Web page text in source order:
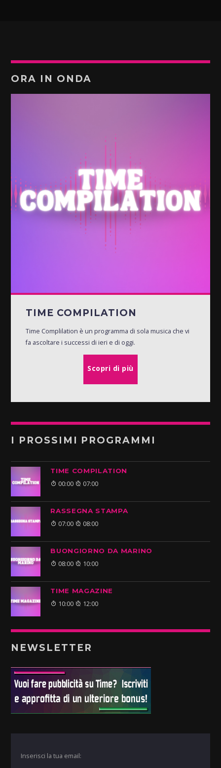
ORA IN ONDA
TIME COMPILATION
Time Complilation è un programma di sola musica che vi
fa ascoltare i successi di ieri e di oggi.
Scopri di più
I PROSSIMI PROGRAMMI
TIME COMPILATION
00:00 07:00
RASSEGNA STAMPA
07:00 08:00
BUONGIORNO DA MARINO
08:00 10:00
TIME MAGAZINE
10:00 12:00
NEWSLETTER
Inserisci la tua email: